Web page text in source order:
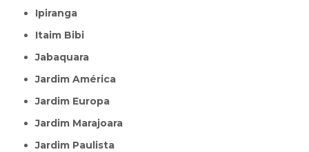
Ipiranga
Itaim Bibi
Jabaquara
Jardim América
Jardim Europa
Jardim Marajoara
Jardim Paulista